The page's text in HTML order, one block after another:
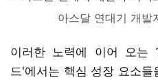
아스달 연대기 개발
이러한 노력에 이어 오는
드'에서는 핵심 성장 요소